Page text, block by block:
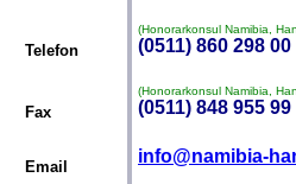
Telefon
(Honorarkonsul Namibia,
(0511) 860 298 00
Fax
(Honorarkonsul Namibia,
(0511) 848 955 99
Email
info@namibia-